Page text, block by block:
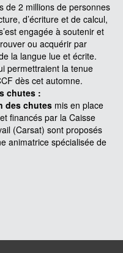
de 2 millions de personnes
d’écriture et de calcul,
engagée à soutenir et
ou acquérir par
la langue lue et écrite.
permettraient la tenue
dès cet automne.
chutes :
des chutes mis en place
financés par la Caisse
(Carsat) sont proposés
animatrice spécialisée de